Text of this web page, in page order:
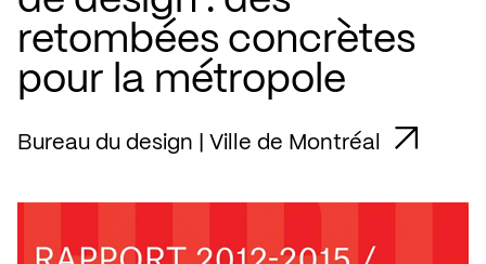
retombées concrètes
pour la métropole
Bureau du design | Ville de Montréal